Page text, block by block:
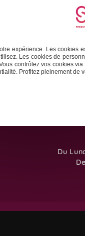
des réseaux
Du
expérience. Les cookies
Les cookies de
contrôlez vos cookies
Profitez pleinement de